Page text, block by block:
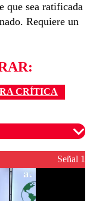
que sea ratificada
Requiere un
CRÍTICA
garantizar un
Señal 1